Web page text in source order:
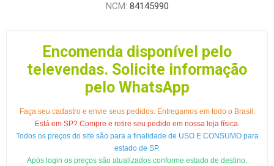
NCM: 84145990
Encomenda disponível pelo
televendas. Solicite informação
pelo WhatsApp
Faça seu cadastro e envie seus pedidos. Entregamos em todo o Brasil.
Está em SP? Compre e retire seu pedido em nossa loja física.
Todos os preços do site são para a finalidade de USO E CONSUMO para
estado de SP.
Após login os preços são atualizados conforme estado de destino.